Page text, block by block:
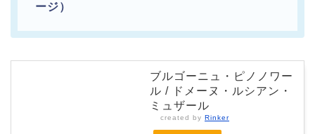
ージ）
ブルゴーニュ・ピノノワー
ル / ドメーヌ・ルシアン・
ミュザール
created by Rinker